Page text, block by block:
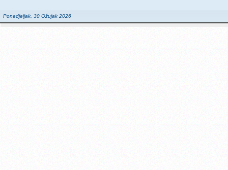
Ponedjeljak, 30 Ožujak 2026